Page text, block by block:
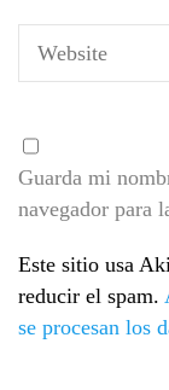
Guarda mi
navegador para
Este sitio usa
reducir el spam.
se procesan los